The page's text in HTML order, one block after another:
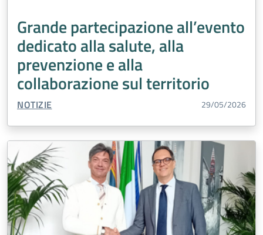
Grande partecipazione all’evento
dedicato alla salute, alla
prevenzione e alla
collaborazione sul territorio
TIPO CONTENUTO:
NOTIZIE 29/05/2026